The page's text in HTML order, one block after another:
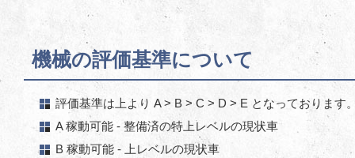
機械の評価基準について
評価基準は上より A > B > C > D > E となっております
A 稼動可能 - 整備済の特上レベルの現状車
B 稼動可能 - 上レベルの現状車